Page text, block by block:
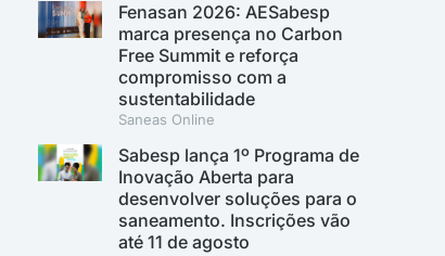
Fenasan 2026: AESabesp
marca presença no Carbon
Free Summit e reforça
compromisso com a
sustentabilidade
Saneas Online
Sabesp lança 1º Programa de
Inovação Aberta para
desenvolver soluções para o
saneamento. Inscrições vão
até 11 de agosto